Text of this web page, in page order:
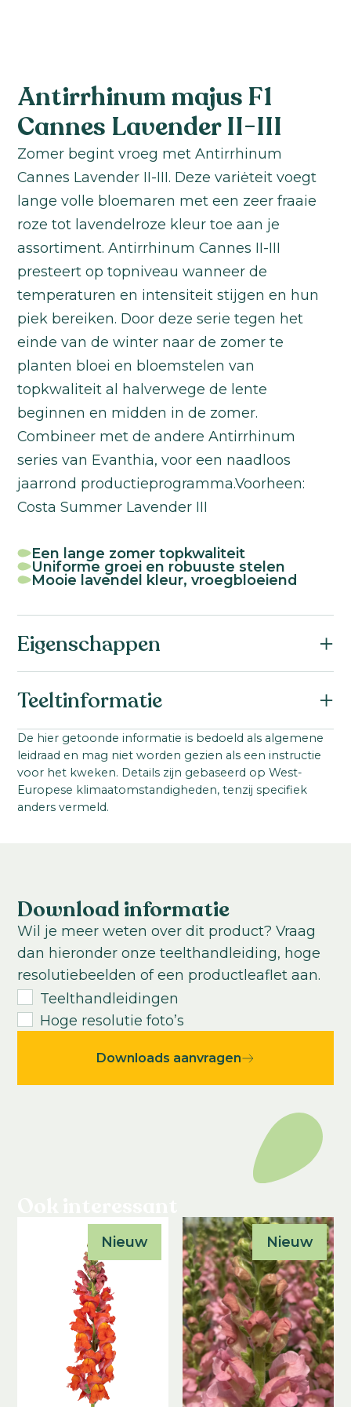
Antirrhinum majus F1
Cannes Lavender II-III
Zomer begint vroeg met Antirrhinum
Cannes Lavender II-III. Deze variėteit voegt
lange volle bloemaren met een zeer fraaie
roze tot lavendelroze kleur toe aan je
assortiment. Antirrhinum Cannes II-III
presteert op topniveau wanneer de
temperaturen en intensiteit stijgen en hun
piek bereiken. Door deze serie tegen het
einde van de winter naar de zomer te
planten bloei en bloemstelen van
topkwaliteit al halverwege de lente
beginnen en midden in de zomer.
Combineer met de andere Antirrhinum
series van Evanthia, voor een naadloos
jaarrond productieprogramma.Voorheen:
Costa Summer Lavender III
Een lange zomer topkwaliteit
Uniforme groei en robuuste stelen
Mooie lavendel kleur, vroegbloeiend
Eigenschappen
Antirrhinum majus F1
Familie:
Scrophulariaceae / Plantaginaceae
Serienaam:
Cannes II-III
VBN code:
Teeltinformatie
Startmateriaal:
Gepilleerd zaad Zaad
Steellengte:
80-100cm
Teelttemperatuur:
Warm
Teeltduur tot jonge plant:
4-5weken
Teeltduur van jonge plant tot eindproduct:
8-20weken
De hier getoonde informatie is bedoeld als algemene
leidraad en mag niet worden gezien als een instructie
voor het kweken. Details zijn gebaseerd op West-
Europese klimaatomstandigheden, tenzij specifiek
anders vermeld.
Download informatie
Wil je meer weten over dit product? Vraag
dan hieronder onze teelthandleiding, hoge
resolutiebeelden of een productleaflet aan.
Teelthandleidingen
Hoge resolutie foto’s
Downloads aanvragen
Nieuw Nieuw